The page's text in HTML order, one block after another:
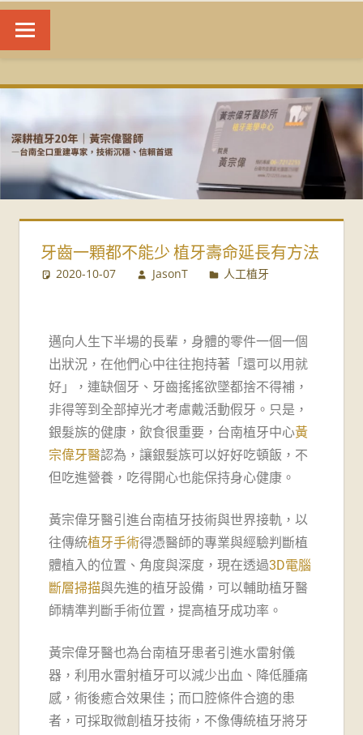
台
南
植
牙
|
黃
偉
牙
醫
診
所-
台
南
牙
醫
推
薦
牙齒一顆都不能少 植牙壽命延長有方法
2020-10-07 JasonT 人工植牙
邁向人生下半場的長輩，身體的零件一個一個
出狀況，在他們心中往往抱持著「還可以用就
好」，連缺個牙、牙齒搖搖欲墜都捨不得補，
非得等到全部掉光才考慮戴活動假牙。只是，
銀髮族的健康，飲食很重要，台南植牙中心黃
宗偉牙醫認為，讓銀髮族可以好好吃頓飯，不
但吃進營養，吃得開心也能保持身心健康。
黃宗偉牙醫引進台南植牙技術與世界接軌，以
往傳統植牙手術得憑醫師的專業與經驗判斷植
體植入的位置、角度與深度，現在透過3D電腦
斷層掃描與先進的植牙設備，可以輔助植牙醫
師精準判斷手術位置，提高植牙成功率。
黃宗偉牙醫也為台南植牙患者引進水雷射儀
器，利用水雷射植牙可以減少出血、降低腫痛
感，術後癒合效果佳；而口腔條件合適的患
者，可採取微創植牙技術，不像傳統植牙將牙